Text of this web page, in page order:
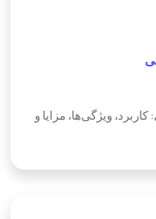
ویژگی‌ها، مزایا و